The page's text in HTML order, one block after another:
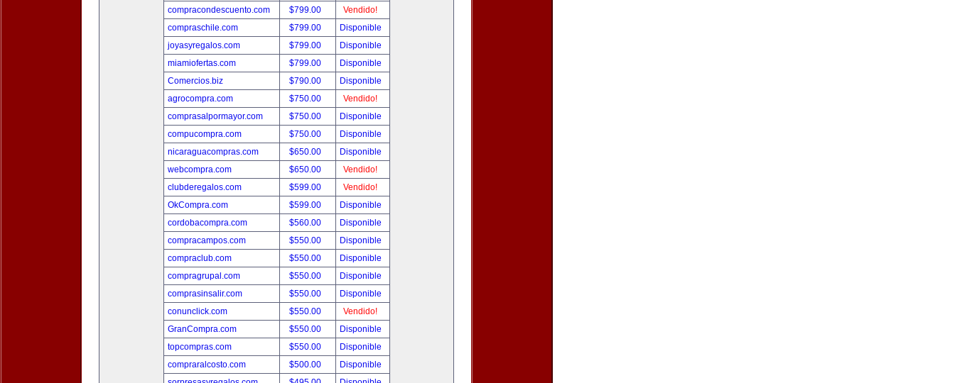
compracondescuento.com
$799.00
Vendido!
compraschile.com
$799.00
Disponible
joyasyregalos.com
$799.00
Disponible
miamiofertas.com
$799.00
Disponible
Comercios.biz
$790.00
Disponible
agrocompra.com
$750.00
Vendido!
comprasalpormayor.com
$750.00
Disponible
compucompra.com
$750.00
Disponible
nicaraguacompras.com
$650.00
Disponible
webcompra.com
$650.00
Vendido!
clubderegalos.com
$599.00
Vendido!
OkCompra.com
$599.00
Disponible
cordobacompra.com
$560.00
Disponible
compracampos.com
$550.00
Disponible
compraclub.com
$550.00
Disponible
compragrupal.com
$550.00
Disponible
comprasinsalir.com
$550.00
Disponible
conunclick.com
$550.00
Vendido!
GranCompra.com
$550.00
Disponible
topcompras.com
$550.00
Disponible
compraralcosto.com
$500.00
Disponible